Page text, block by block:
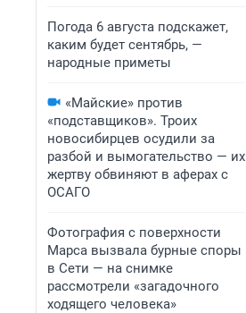
Погода 6 августа подскажет,
каким будет сентябрь, —
народные приметы
«Майские» против
«подставщиков». Троих
новосибирцев осудили за
разбой и вымогательство — их
жертву обвиняют в аферах с
ОСАГО
Фотография с поверхности
Марса вызвала бурные споры
в Сети — на снимке
рассмотрели «загадочного
ходящего человека»